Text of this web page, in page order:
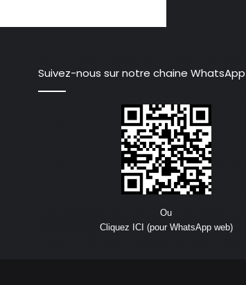
Suivez-nous sur notre chaine WhatsApp
Ou
Cliquez ICI (pour WhatsApp web)